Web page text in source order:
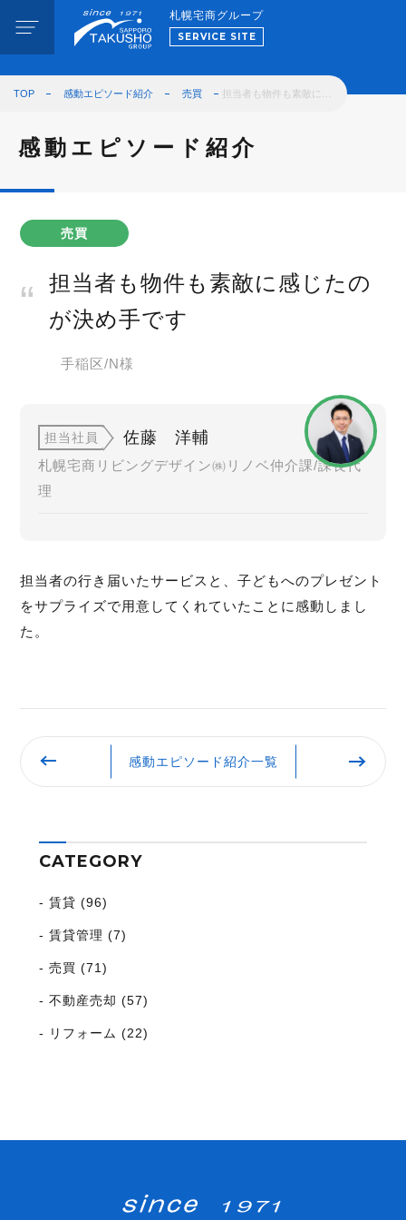
札幌宅商グループ
SERVICE SITE
感動エピソード紹介
TOP 感動エピソード紹介 売買 担当者も物件も素敵に…
売買
担当者も物件も素敵に感じたの
が決め手です
手稲区/N様
担当社員 佐藤 洋輔
札幌宅商リビングデザイン㈱リノベ仲介課/課長代
理
担当者の行き届いたサービスと、子どもへのプレゼント
をサプライズで用意してくれていたことに感動しまし
た。
感動エピソード紹介一覧
CATEGORY
賃貸 (96)
賃貸管理 (7)
売買 (71)
不動産売却 (57)
リフォーム (22)